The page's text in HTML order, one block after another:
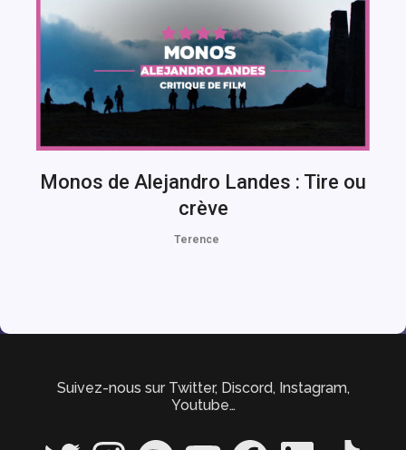
Monos de Alejandro Landes : Tire ou
crève
Terence
Suivez-nous sur Twitter, Discord, Instagram,
Youtube…
Twitter InstagramSpotify YouTube FacebookLinkedIn TikTok